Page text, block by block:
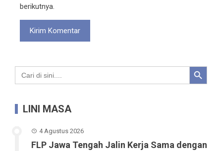
berikutnya.
Search
for:
Search Button
LINI MASA
4 Agustus 2026
FLP Jawa Tengah Jalin Kerja Sama dengan